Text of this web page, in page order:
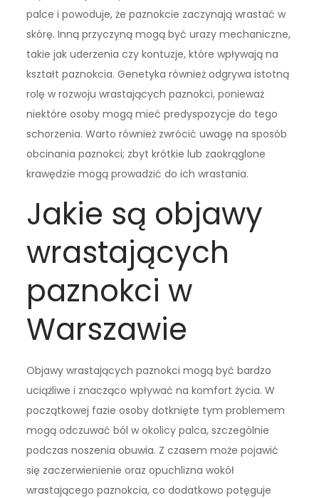
palce i powoduje, że paznokcie zaczynają wrastać w
skórę. Inną przyczyną mogą być urazy mechaniczne,
takie jak uderzenia czy kontuzje, które wpływają na
kształt paznokcia. Genetyka również odgrywa istotną
rolę w rozwoju wrastających paznokci, ponieważ
niektóre osoby mogą mieć predyspozycje do tego
schorzenia. Warto również zwrócić uwagę na sposób
obcinania paznokci; zbyt krótkie lub zaokrąglone
krawędzie mogą prowadzić do ich wrastania.
Jakie są objawy
wrastających
paznokci w
Warszawie
Objawy wrastających paznokci mogą być bardzo
uciążliwe i znacząco wpływać na komfort życia. W
początkowej fazie osoby dotknięte tym problemem
mogą odczuwać ból w okolicy palca, szczególnie
podczas noszenia obuwia. Z czasem może pojawić
się zaczerwienienie oraz opuchlizna wokół
wrastającego paznokcia, co dodatkowo potęguje